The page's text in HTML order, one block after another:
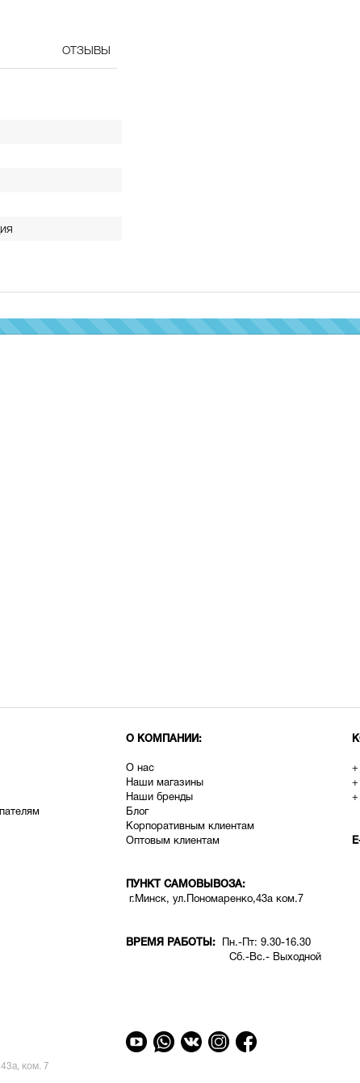
ОТЗЫВЫ
100%
О КОМПАНИИ:
О нас
Наши магазины
Наши бренды
Блог
Корпоративным клиентам
Оптовым клиентам
ПУНКТ САМОВЫВОЗА:
г.Минск, ул.Пономаренко,43а ком.7
ВРЕМЯ РАБОТЫ: Пн.-Пт: 9.30-16.30
Сб.-Вс.- Выходной
+
+
+
ком. 7